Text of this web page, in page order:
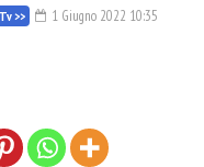
>> 1 Giugno 2022 10:35